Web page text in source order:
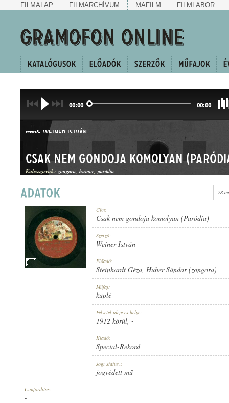
FILMALAP FILMARCHÍVUM MAFILM FILMLABOR
00:00 00:00
SZERZŐ: WEINER ISTVÁN
KUPLÉ
Csak nem gondoja komolyan
Kulcsszavak: zongora humor paródia
78
Cím:
Csak nem gondoja komolyan (Paródia)
Szerző:
Weiner István
Előadó:
Steinhardt Géza, Huber Sándor (zongora)
Műfaj:
kuplé
Felvétel ideje és helye:
1912 körül, -
Kiadó:
Special-Rekord
Jogi státusz:
jogvédett mű
Címfordítás:
-